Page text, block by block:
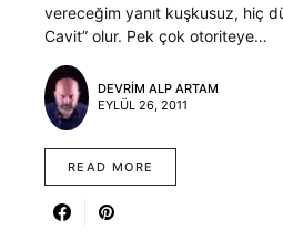
vereceğim yanıt kuşkusuz, hiç
Cavit” olur. Pek çok otoriteye…
DEVRIM ALP ARTAM
EYLÜL 26, 2011
READ MORE